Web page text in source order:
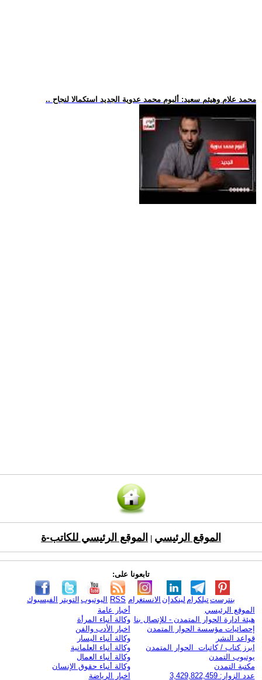
.. محمد علام وهيثم سعيد: ألبوم محمد عدوية الجديد استكمالا لنجاح
الموقع الرئيسي الموقع الرئيسي للكاتب-ة
تابعونا على:
الفيسبوك التويتر اليوتيوب RSS الانستغرام لينكدإن تيلكرامبنترست
الموقع الرئيسي
هيئة ادارة الحوار المتمدن - للإتصال بنا
إحصائيات مؤسسة الحوار المتمدن
قواعد النشر
ابرز كتاب / كاتبات الحوار المتمدن
يوتيوب التمدن
مكتبة التمدن
عدد الزوار: 3,429,822,459
أخبار عامة
وكالة أنباء المرأة
اخبار الأدب والفن
وكالة أنباء اليسار
وكالة أنباء العلمانية
وكالة أنباء العمال
وكالة أنباء حقوق الإنسان
اخبار الرياضة